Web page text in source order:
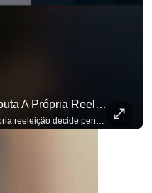
Um Presidente Que Não Disputa A Própria Reeleição Decide Pensando Em Quem Vem Depois.